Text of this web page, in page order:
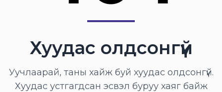
Хуудас олдсонгүй
Уучлаарай, таны хайж буй хуудас олдсонгүй.
Хуудас устгагдсан эсвэл буруу хаяг байж